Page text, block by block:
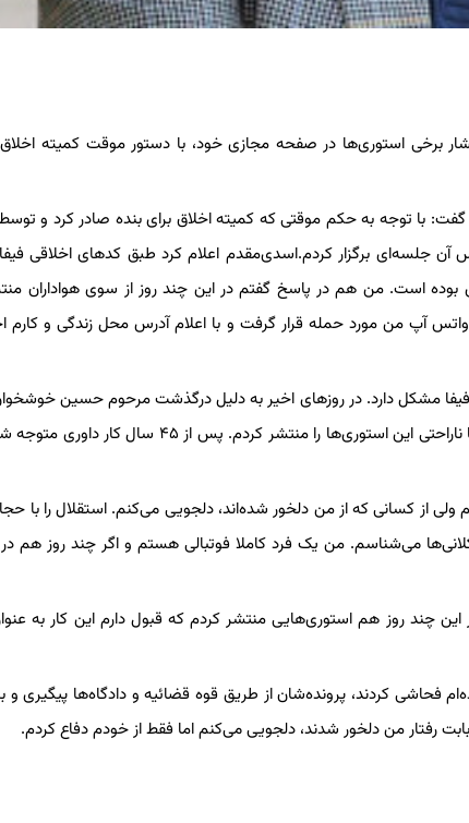
با توجه به حکم موقتی که کمیته اخلاق برای بنده صادر کرد و
آن جلسه‌ای برگزار کردم‌.اسدی‌مقدم اعلام کرد طبق کدهای اخلاقی
است‌. من هم در پاسخ گفتم در این چند روز از سوی هواداران
آپ من مورد حمله قرار گرفت و با اعلام آدرس محل زندگی و
فیفا مشکل دارد. در روزهای اخیر به دلیل درگذشت مرحوم حسین
مربوط به تشییع وی بودم و واقعا از لحاظ روحی شرایط خوبی نداشتم. با ناراحتی این استوری‌ها را منتشر کردم‌.
از کسانی که از من دلخور شده‌اند، دلجویی می‌کنم. استقلال را با
می‌شناسم. من یک فرد کاملا فوتبالی هستم و اگر چند روز هم در
چند روز هم استوری‌هایی منتشر کردم که قبول دارم این کار به
فحاشی کردند، پرونده‌شان از طریق قوه قضائیه و دادگاه‌ها پیگیری و
رفتار من دلخور شدند، دلجویی می‌کنم‌ اما فقط از خودم دفاع کردم‌.